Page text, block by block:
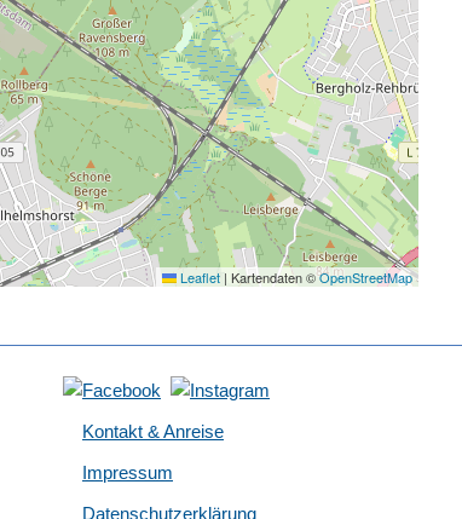
Leaflet | Kartendaten ©OpenStreetMap
Kontakt & Anreise
Impressum
Datenschutzerklärung